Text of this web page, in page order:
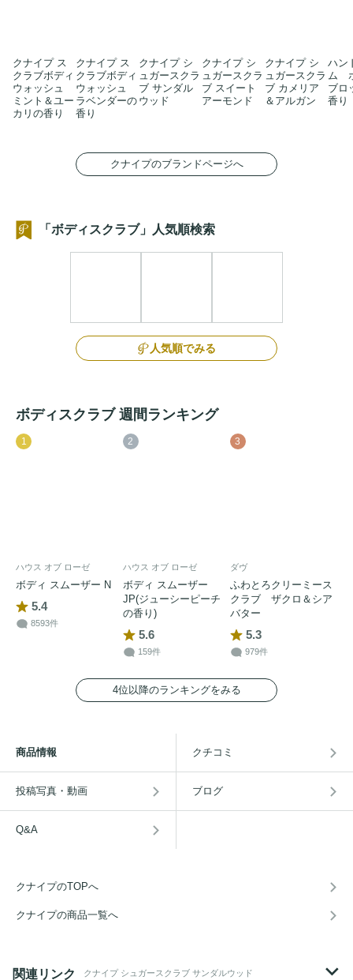
クナイプ ス
クラブボディ
ウォッシュ
ミント＆ユー
カリの香り
クナイプ ス
クラブボディ
ウォッシュ
ラベンダーの
香り
クナイプ シ
ュガースクラ
ブ サンダル
ウッド
クナイプ シ
ュガースクラ
ブ スイート
アーモンド
クナイプ シ
ュガースクラ
ブ カメリア
＆アルガン
ハン
ム
ブロ
香り
クナイプのブランドページへ
「ボディスクラブ」人気順検索
人気順でみる
ボディスクラブ 週間ランキング
1
ハウス オブ ローゼ
ボディ スムーザー N
5.4
8593件
2
ハウス オブ ローゼ
ボディ スムーザー
JP(ジューシーピーチ
の香り)
5.6
159件
3
ダヴ
ふわとろクリーミース
クラブ ザクロ＆シア
バター
5.3
979件
4位以降のランキングをみる
商品情報 クチコミ
投稿写真・動画 ブログ
Q&A
クナイプのTOPへ
クナイプの商品一覧へ
関連リンク クナイプ シュガースクラブ サンダルウッド